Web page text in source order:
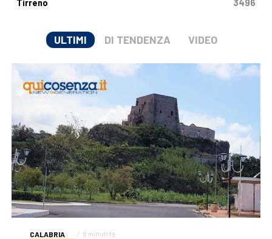
Tirreno 3496
ULTIMI DI TENDENZA VIDEO
CALABRIA 8 minuti fa